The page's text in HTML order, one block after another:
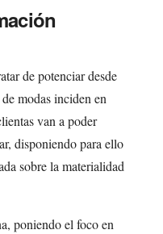
de potenciar desde
modas inciden en
van a poder
disponiendo para ello
sobre la materialidad
poniendo el foco en